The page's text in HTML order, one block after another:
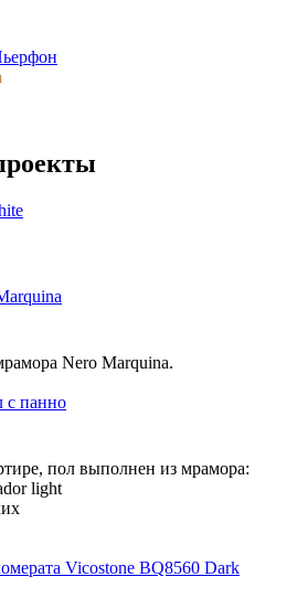
Nero Marquina.
с панно
пол выполнен из мрамора:
light
Vicostone BQ8560 Dark